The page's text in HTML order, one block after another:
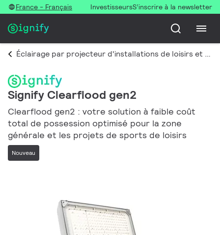
France - Français InvestisseursS’inscrire à la newsletter
Éclairage par projecteur d'installations de loisirs et de grands espaces
Signify Clearflood gen2
Clearflood gen2 : votre solution à faible coût
total de possession optimisé pour la zone
générale et les projets de sports de loisirs
Nouveau